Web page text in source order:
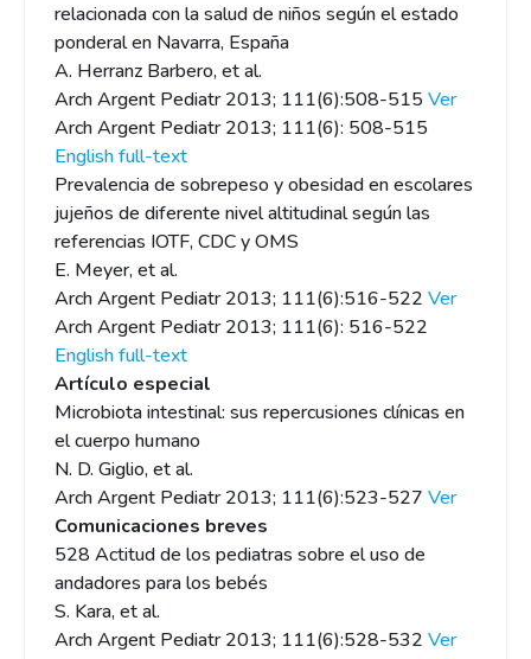
relacionada con la salud de niños según el estado
ponderal en Navarra, España
A. Herranz Barbero, et al.
Arch Argent Pediatr 2013; 111(6):508-515Ver
Arch Argent Pediatr 2013; 111(6): 508-515
English full-text
Prevalencia de sobrepeso y obesidad en escolares
jujeños de diferente nivel altitudinal según las
referencias IOTF, CDC y OMS
E. Meyer, et al.
Arch Argent Pediatr 2013; 111(6):516-522 Ver
Arch Argent Pediatr 2013; 111(6): 516-522
English full-text
Artículo especial
Microbiota intestinal: sus repercusiones clínicas en
el cuerpo humano
N. D. Giglio, et al.
Arch Argent Pediatr 2013; 111(6):523-527 Ver
Comunicaciones breves
528 Actitud de los pediatras sobre el uso de
andadores para los bebés
S. Kara, et al.
Arch Argent Pediatr 2013; 111(6):528-532 Ver